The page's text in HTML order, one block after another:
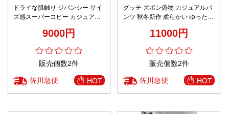
ドライな肌触り ジバンシー サイ
ズ感スーパーコピー カジュアル
9000円
販売個数2件
佐川急便 HOT
グッチ ズボン偽物 カジュアルパ
ンツ 秋冬新作 柔らかい ゆったり
11000円
販売個数2件
佐川急便 HOT